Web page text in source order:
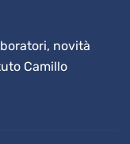
novità
Camillo